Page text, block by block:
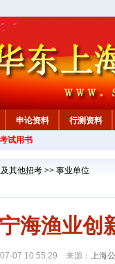
申论资料
行测资料
试用书
其他招考 >> 事业单位
宁海渔业创
07 10:55:29 来源： 上海